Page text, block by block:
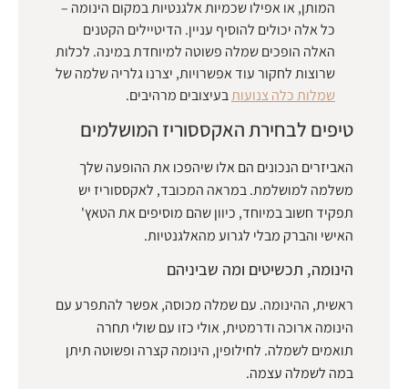
המותן, או אפילו שכמיות אלגנטיות במקום הינומה –
כל אלה יכולים להוסיף עניין. הדיטיילים הקטנים
האלה הופכים שמלה פשוטה למיוחדת במינה. לכלות
שרוצות לחקור עוד אפשרויות, יצרנו גלריה שלמה של
שמלות כלה צנועותבעיצובים מרהיבים.
טיפים לבחירת האקססוריז המושלמים
האביזרים הנכונים הם אלו שיהפכו את ההופעה שלך
משלמה למושלמת. במראה המכובד, לאקססוריז יש
תפקיד חשוב במיוחד, כיוון שהם מוסיפים את הטאץ'
האישי והברק מבלי לגרוע מהאלגנטיות.
הינומה, תכשיטים ומה שביניהם
ראשית, ההינומה. עם שמלה מכוסה, אפשר להתפרע עם
הינומה ארוכה ודרמטית, אולי כזו עם שולי תחרה
תואמים לשמלה. לחילופין, הינומה קצרה ופשוטה תיתן
במה לשמלה עצמה.